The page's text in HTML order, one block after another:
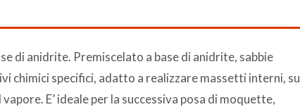
di anidrite. Premiscelato a base di anidrite, sabbie
chimici specifici, adatto a realizzare massetti interni, su
E’ ideale per la successiva posa di moquette,